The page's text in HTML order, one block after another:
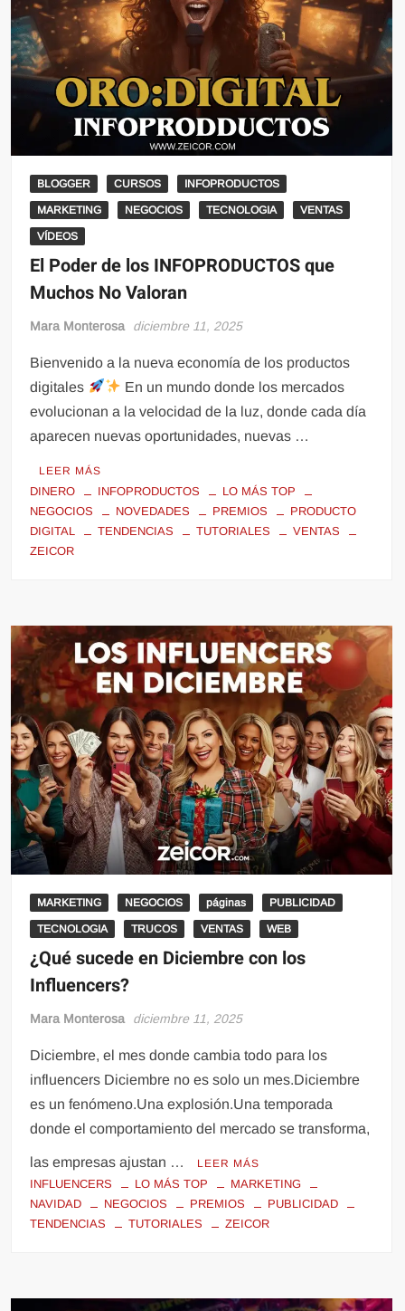
BLOGGER CURSOS INFOPRODUCTOS
MARKETING NEGOCIOS TECNOLOGIA VENTAS
VÍDEOS
El Poder de los INFOPRODUCTOS que
Muchos No Valoran
Mara Monterosa diciembre 11, 2025
Bienvenido a la nueva economía de los productos
digitales
En un mundo donde los mercados
evolucionan a la velocidad de la luz, donde cada día
aparecen nuevas oportunidades, nuevas …
LEER MÁS
DINERO INFOPRODUCTOS
LO MÁS TOP
NEGOCIOS
NOVEDADES PREMIOS
PRODUCTO
DIGITAL
TENDENCIAS TUTORIALES
VENTAS
ZEICOR
MARKETING NEGOCIOS páginas PUBLICIDAD
TECNOLOGIA TRUCOS VENTAS WEB
¿Qué sucede en Diciembre con los
Influencers?
Mara Monterosa diciembre 11, 2025
Diciembre, el mes donde cambia todo para los
influencers Diciembre no es solo un mes.Diciembre
es un fenómeno.Una explosión.Una temporada
donde el comportamiento del mercado se transforma,
las empresas ajustan … LEER MÁS
INFLUENCERS LO MÁS TOP
MARKETING
NAVIDAD
NEGOCIOS PREMIOS
PUBLICIDAD
TENDENCIAS
TUTORIALES ZEICOR